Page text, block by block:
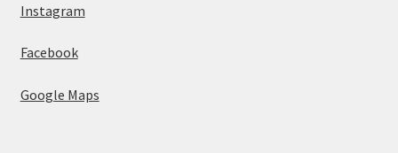
Instagram
Facebook
Google Maps